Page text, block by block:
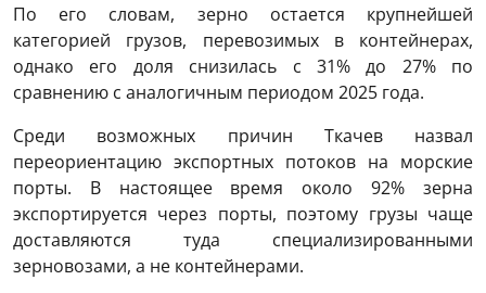
По его словам, зерно остается крупнейшей
категорией грузов, перевозимых в контейнерах,
однако его доля снизилась с 31% до 27% по
сравнению с аналогичным периодом 2025 года.
Среди возможных причин Ткачев назвал
переориентацию экспортных потоков на морские
порты. В настоящее время около 92% зерна
экспортируется через порты, поэтому грузы чаще
доставляются туда специализированными
зерновозами, а не контейнерами.